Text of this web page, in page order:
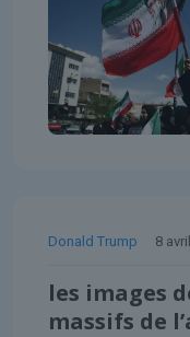
Donald Trump 8
les images
massifs de